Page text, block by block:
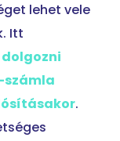
lehet vele
Itt
számla
.